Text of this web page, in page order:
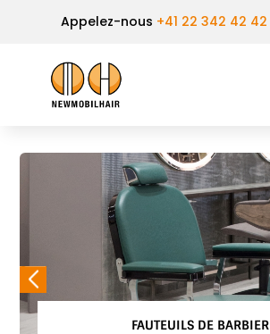
Appelez-nous +41 22 342 42 42
FAUTEUILS DE BARBIER